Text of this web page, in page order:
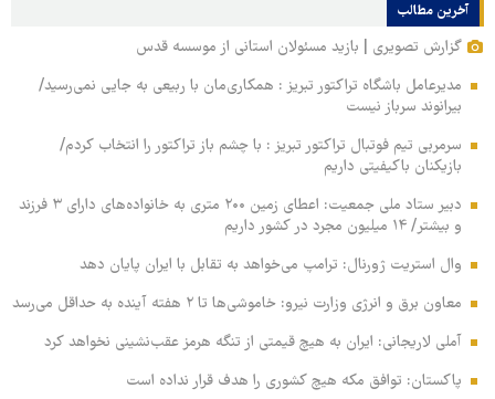
آخرین مطالب
گزارش تصویری | بازید مسئولان استانی از موسسه قدس
مدیرعامل باشگاه تراکتور تبریز : همکاری‌مان با ربیعی به جایی نمی‌رسید/
بیرانوند سرباز نیست
سرمربی تیم فوتبال تراکتور تبریز : با چشم باز تراکتور را انتخاب کردم/
بازیکنان باکیفیتی داریم
دبیر ستاد ملی جمعیت: اعطای زمین ۲۰۰ متری به خانواده‌های دارای ۳ فرزند
و بیشتر/ ۱۴ میلیون مجرد در کشور داریم
وال‌ استریت ژورنال: ترامپ می‌خواهد به تقابل با ایران پایان دهد
معاون برق و انرژی وزارت نیرو: خاموشی‌ها تا ۲ هفته آینده به حداقل می‌رسد
آملی‌ لاریجانی: ایران به هیچ قیمتی از تنگه هرمز عقب‌نشینی نخواهد کرد
پاکستان: توافق مکه هیچ کشوری را هدف قرار نداده است